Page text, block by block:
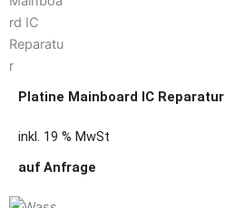
Platine Mainboard IC Reparatur
inkl. 19 % MwSt
auf Anfrage